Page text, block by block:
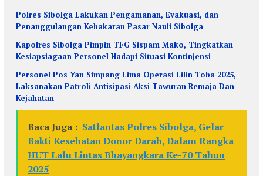
Polres Sibolga Lakukan Pengamanan, Evakuasi, dan
Penanggulangan Kebakaran Pasar Nauli Sibolga
Kapolres Sibolga Pimpin TFG Sispam Mako, Tingkatkan
Kesiapsiagaan Personel Hadapi Situasi Kontinjensi
Personel Pos Yan Simpang Lima Operasi Lilin Toba 2025,
Laksanakan Patroli Antisipasi Aksi Tawuran Remaja Dan
Kejahatan
Baca Juga : Satlantas Polres Sibolga, Gelar
Bakti Kesehatan Donor Darah, Dalam Rangka
HUT Lalu Lintas Bhayangkara Ke-70 Tahun
2025